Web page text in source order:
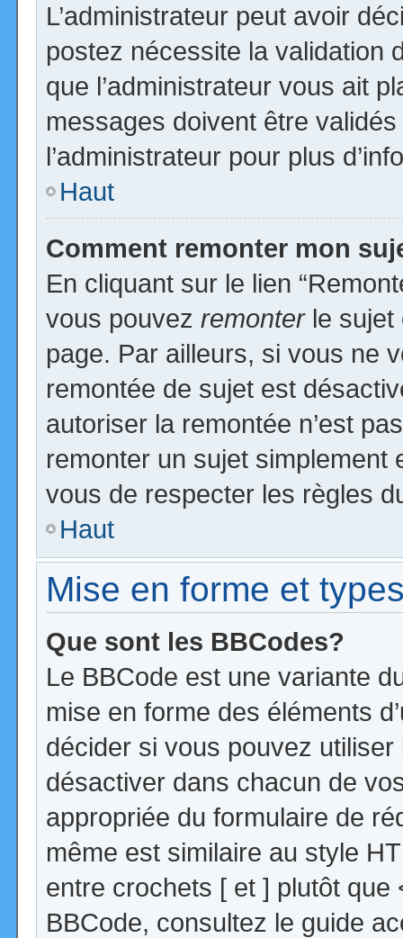
L’administrateur peut avoir
postez nécessite la validation
que l’administrateur vous ait
messages doivent être
l’administrateur pour plus
Haut
Comment remonter mon
En cliquant sur le lien
vous pouvez remonterle sujet
page. Par ailleurs, si vous ne
remontée de sujet est
autoriser la remontée n’est
remonter un sujet
vous de respecter les règles
Haut
Mise en forme et
Que sont les BBCodes?
Le BBCode est une variante
mise en forme des éléments
décider si vous pouvez
désactiver dans chacun de
appropriée du formulaire de
même est similaire au style
entre crochets [ et ] plutôt que
BBCode, consultez le guide